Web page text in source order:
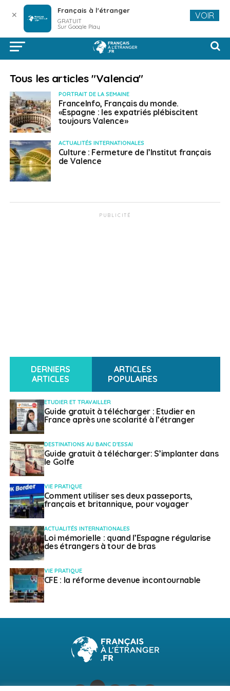
Tous les articles "Valencia"
PORTRAIT DE LA SEMAINE
FranceInfo, Français du monde.
«Espagne : les expatriés plébiscitent
toujours Valence»
ACTUALITÉS INTERNATIONALES
Culture : Fermeture de l’Institut français
de Valence
PUBLICITÉ
DERNIERS
ARTICLES
ARTICLES
POPULAIRES
ETUDIER ET TRAVAILLER
Guide gratuit à télécharger : Etudier en
France après une scolarité à l’étranger
DESTINATIONS AU BANC D'ESSAI
Guide gratuit à télécharger: S’implanter dans
le Golfe
VIE PRATIQUE
Comment utiliser ses deux passeports,
français et britannique, pour voyager
ACTUALITÉS INTERNATIONALES
Loi mémorielle : quand l’Espagne régularise
des étrangers à tour de bras
VIE PRATIQUE
CFE : la réforme devenue incontournable
✕ Français à l'étranger
GRATUIT
Sur Google Play
VOIR